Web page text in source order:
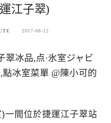
江子翠)
2017-08-12
一間位於捷運江子翠站